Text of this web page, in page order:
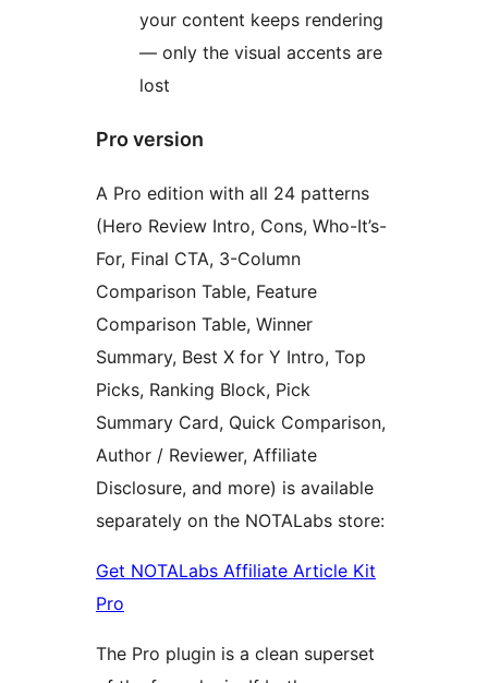
your content keeps rendering
— only the visual accents are
lost
Pro version
A Pro edition with all 24 patterns
(Hero Review Intro, Cons, Who-It’s-
For, Final CTA, 3-Column
Comparison Table, Feature
Comparison Table, Winner
Summary, Best X for Y Intro, Top
Picks, Ranking Block, Pick
Summary Card, Quick Comparison,
Author / Reviewer, Affiliate
Disclosure, and more) is available
separately on the NOTALabs store:
Get NOTALabs Affiliate Article Kit
Pro
The Pro plugin is a clean superset